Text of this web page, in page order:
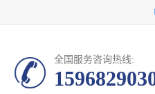
全国服务咨询热线: